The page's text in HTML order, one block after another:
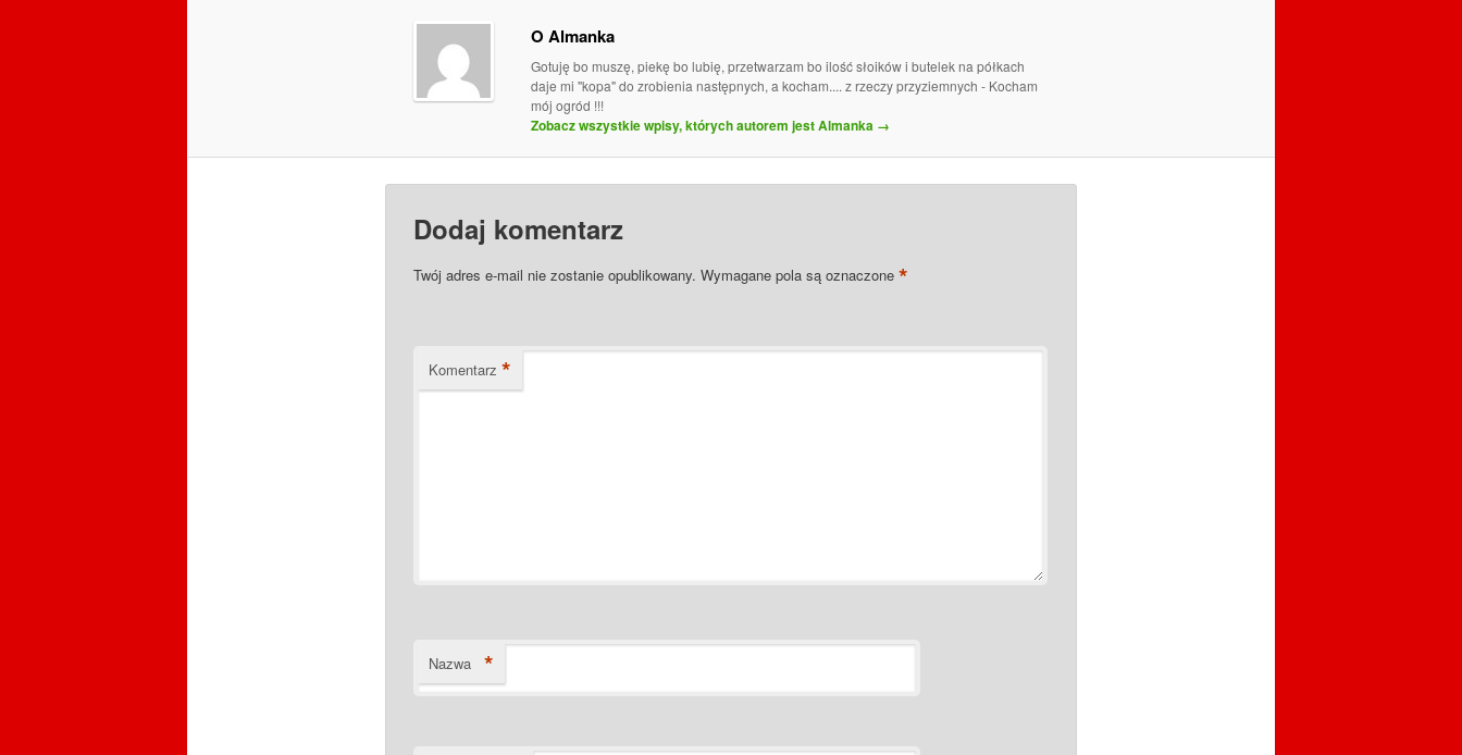
O Almanka
Gotuję bo muszę, piekę bo lubię, przetwarzam bo ilość słoików i butelek na półkach
daje mi "kopa" do zrobienia następnych, a kocham.... z rzeczy przyziemnych - Kocham
mój ogród !!!
Zobacz wszystkie wpisy, których autorem jest Almanka →
Dodaj komentarz
Twój adres e-mail nie zostanie opublikowany. Wymagane pola są oznaczone *
Komentarz *
Nazwa *